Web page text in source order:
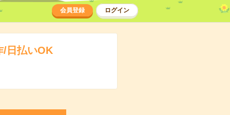
会員登録 ログイン
/日払いOK